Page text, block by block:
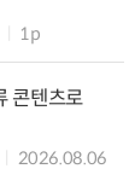
1p
콘텐츠로
2026.08.06